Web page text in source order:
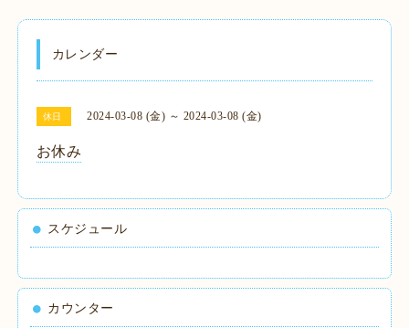
カレンダー
休日 2024-03-08 (金) ～ 2024-03-08 (金)
お休み
スケジュール
カウンター